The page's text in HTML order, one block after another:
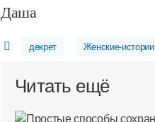
Даша
декрет Женские-истории
Читать ещё